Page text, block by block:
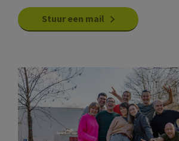
Stuur een mail